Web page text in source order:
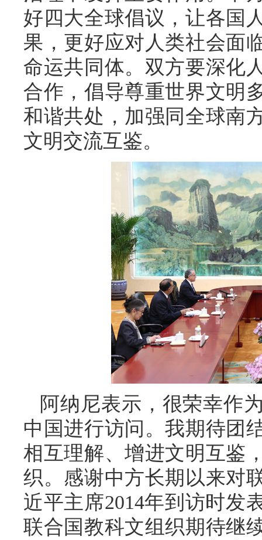
好四大全球倡议，让各国
果，更好应对人类社会面
命运共同体。双方要深化
合作，倡导尊重世界文明
和谐共处，加强同全球南
文明交流互鉴。
阿纳尼表示，很荣幸作
中国进行访问。我期待团
相互理解、增进文明互鉴
织。感谢中方长期以来对
近平主席2014年到访时发
联合国教科文组织期待继